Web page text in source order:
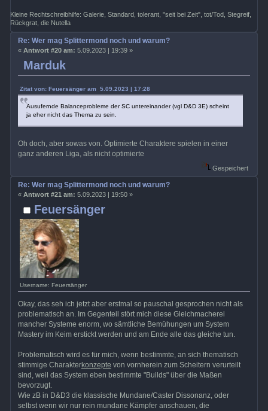
Kleine Rechtschreibhilfe: Galerie, Standard, tolerant, "seit bei Zeit", tot/Tod, Stegreif,
Rückgrat, die Nutella
Marduk
Re: Wer mag Splittermond noch und warum?
« Antwort #20 am: 5.09.2023 | 19:39 »
Zitat von: Feuersänger am 5.09.2023 | 17:28
Ausufernde Balanceprobleme der SC untereinander (vgl D&D 3E) scheint
ja eher nicht das Thema zu sein.
Oh doch, aber sowas von. Optimierte Charaktere spielen in einer
ganz anderen Liga, als nicht optimierte
Gespeichert
Feuersänger
Username: Feuersänger
Re: Wer mag Splittermond noch und warum?
« Antwort #21 am: 5.09.2023 | 19:50 »
Okay, das seh ich jetzt aber erstmal so pauschal gesprochen nicht als
problematisch an. Im Gegenteil stört mich diese Gleichmacherei
mancher Systeme enorm, wo sämtliche Bemühungen um System
Mastery im Keim erstickt werden und am Ende alle das gleiche tun.
Problematisch wird es für mich, wenn bestimmte, an sich thematisch
stimmige Charakterkonzepte von vornherein zum Scheitern verurteilt
sind, weil das System eben bestimmte "Builds" über die Maßen
bevorzugt.
Wie zB in D&D3 die klassische Mundane/Caster Dissonanz, oder
selbst wenn wir nur rein mundane Kämpfer anschauen, die